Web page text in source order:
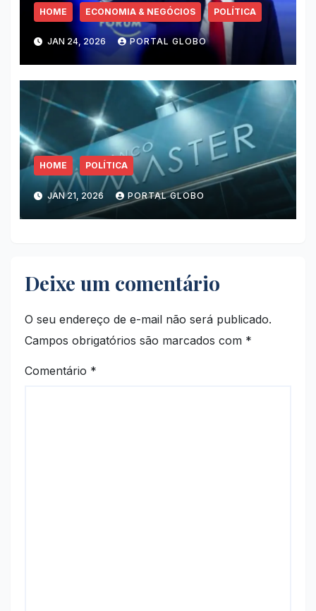
HOME ECONOMIA & NEGÓCIOS POLÍTICA
JAN 24, 2026 PORTAL GLOBO
HOME POLÍTICA
JAN 21, 2026 PORTAL GLOBO
Deixe um comentário
O seu endereço de e-mail não será publicado.
Campos obrigatórios são marcados com *
Comentário *